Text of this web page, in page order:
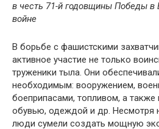
в честь 71-й годовщины Победы в
войне
В борьбе с фашистскими
активное участие не только
труженики тыла. Они
необходимым: вооружением,
боеприпасами, топливом, а также
обувью, одеждой и др. Несмотря
люди сумели создать мощную